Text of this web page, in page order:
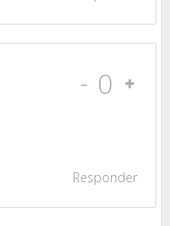
- 0
Responder